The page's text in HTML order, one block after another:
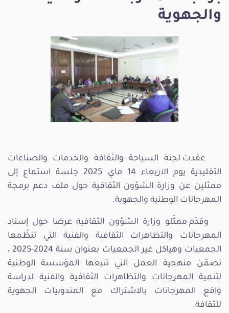
والجهوية
عقدت لجنة السياحة والثقافة والخدمات والصناعات
التقليدية يوم الاربعاء 14 ماي 2025 جلسة استماع إلى
ممثلين عن وزارة الشؤون الثقافية حول ملف دعم برمجة
المهرجانات الوطنية والجهوية.
وقدّم ممثّلو وزارة الشؤون الثقافية عرضا حول إسناد
المهرجانات والتظاهرات الثقافية والفنية التي تنظّمها
الجمعيات وهياكل غير الجمعيات بعنوان سنة 2024-2025 ،
تضمّن منهجية العمل التي تتبعها المؤسسة الوطنية
لتنمية المهرجانات والتظاهرات الثقافية والفنية لدراسة
واقع المهرجانات بالاشتراك مع المندوبيات الجهوية
للثقافة.